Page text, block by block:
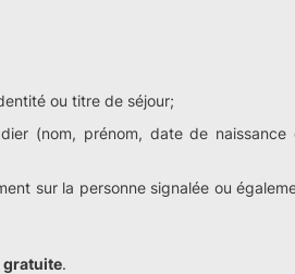
ou titre de séjour;
(nom, prénom, date de naissance
sur la personne signalée ou
gratuite.